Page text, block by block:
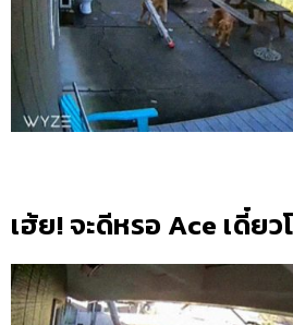
เฮ้ย! จะดีหรอ Ace เดี๋ย